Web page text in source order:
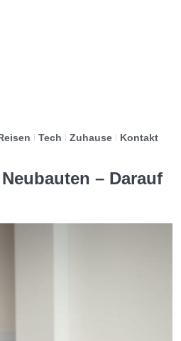
Tech Zuhause Kontakt
– Darauf